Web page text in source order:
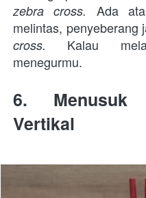
zebra cross. Ada
melintas, penyeberang
cross. Kalau
menegurmu.
6. Menusuk
Vertikal